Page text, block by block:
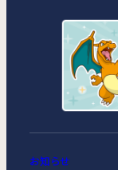
MIMARU東
MIMARU東
お知らせ